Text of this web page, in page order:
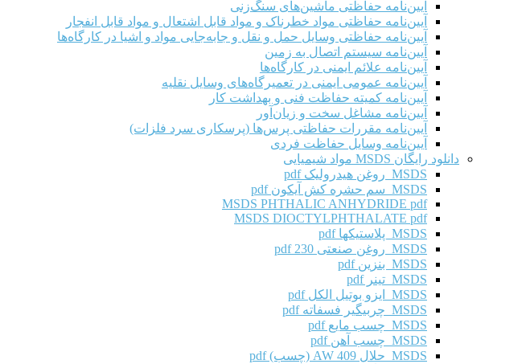
آیین‌نامه حفاظتی ماشین‌های سنگ‌زنی
آیین‌نامه حفاظتی مواد خطرناک و مواد قابل اشتعال و مواد قابل انفجار
آیین‌نامه حفاظتی وسایل حمل و نقل و جابه‌جایی مواد و اشیا در کارگاه‌ها
آیین‌نامه سیستم اتصال به زمین
آیین‌نامه علائم ایمنی در کارگاه‌ها
آیین‌نامه عمومی ایمنی در تعمیرگاه‌های وسایل نقلیه
آیین‌نامه کمیته حفاظت فنی و بهداشت کار
آیین‌نامه مشاغل سخت و زیان‌آور
آیین‌نامه مقررات حفاظتی پرس‌ها (پرسکاری سرد فلزات)
آیین‌نامه وسایل حفاظت فردی
دانلود رایگان MSDS مواد شیمیایی
MSDS روغن هیدرولیک pdf
MSDS سم حشره کش آیکون pdf
MSDS PHTHALIC ANHYDRIDE pdf
MSDS DIOCTYLPHTHALATE pdf
MSDS پلاستیکها pdf
MSDS روغن صنعتی 230 pdf
MSDS بنزین pdf
MSDS تینر pdf
MSDS ایزو بوتیل الکل pdf
MSDS چربیگیر فسفاته pdf
MSDS چسب مایع pdf
MSDS چسب آهن pdf
MSDS حلال AW 409 (چسب) pdf